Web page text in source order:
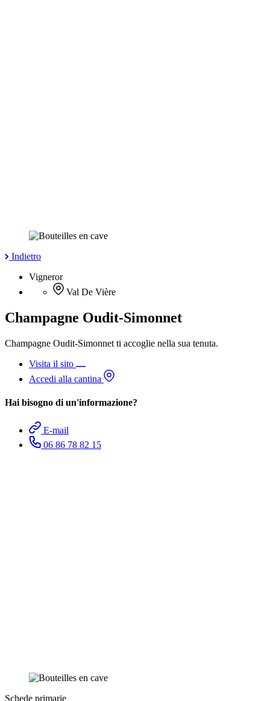
Indietro
Vigneror
Val De Vière
Champagne Oudit-Simonnet
Champagne Oudit-Simonnet ti accoglie nella sua tenuta.
Visita il sito
Accedi alla cantina
Hai bisogno di un'informazione?
E-mail
06 86 78 82 15
Schede primarie